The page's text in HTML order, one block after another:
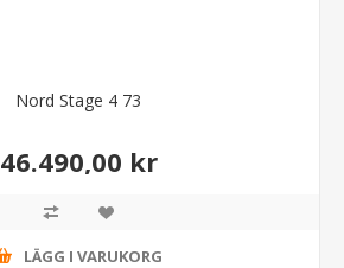
Nord Stage 4 73
46.490,00 kr
LÄGG I VARUKORG